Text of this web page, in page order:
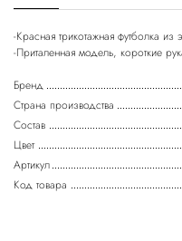
-Красная трикотажная футболка
-Приталенная модель, короткие
Бренд
Страна производства
Состав
Цвет
Артикул
Код товара